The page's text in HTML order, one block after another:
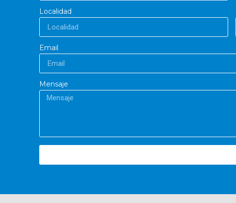
Localidad
Email
Mensaje